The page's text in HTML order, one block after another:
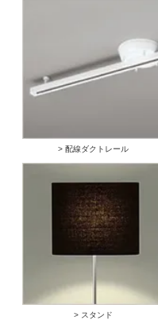
> 配線ダクトレール
> スタンド